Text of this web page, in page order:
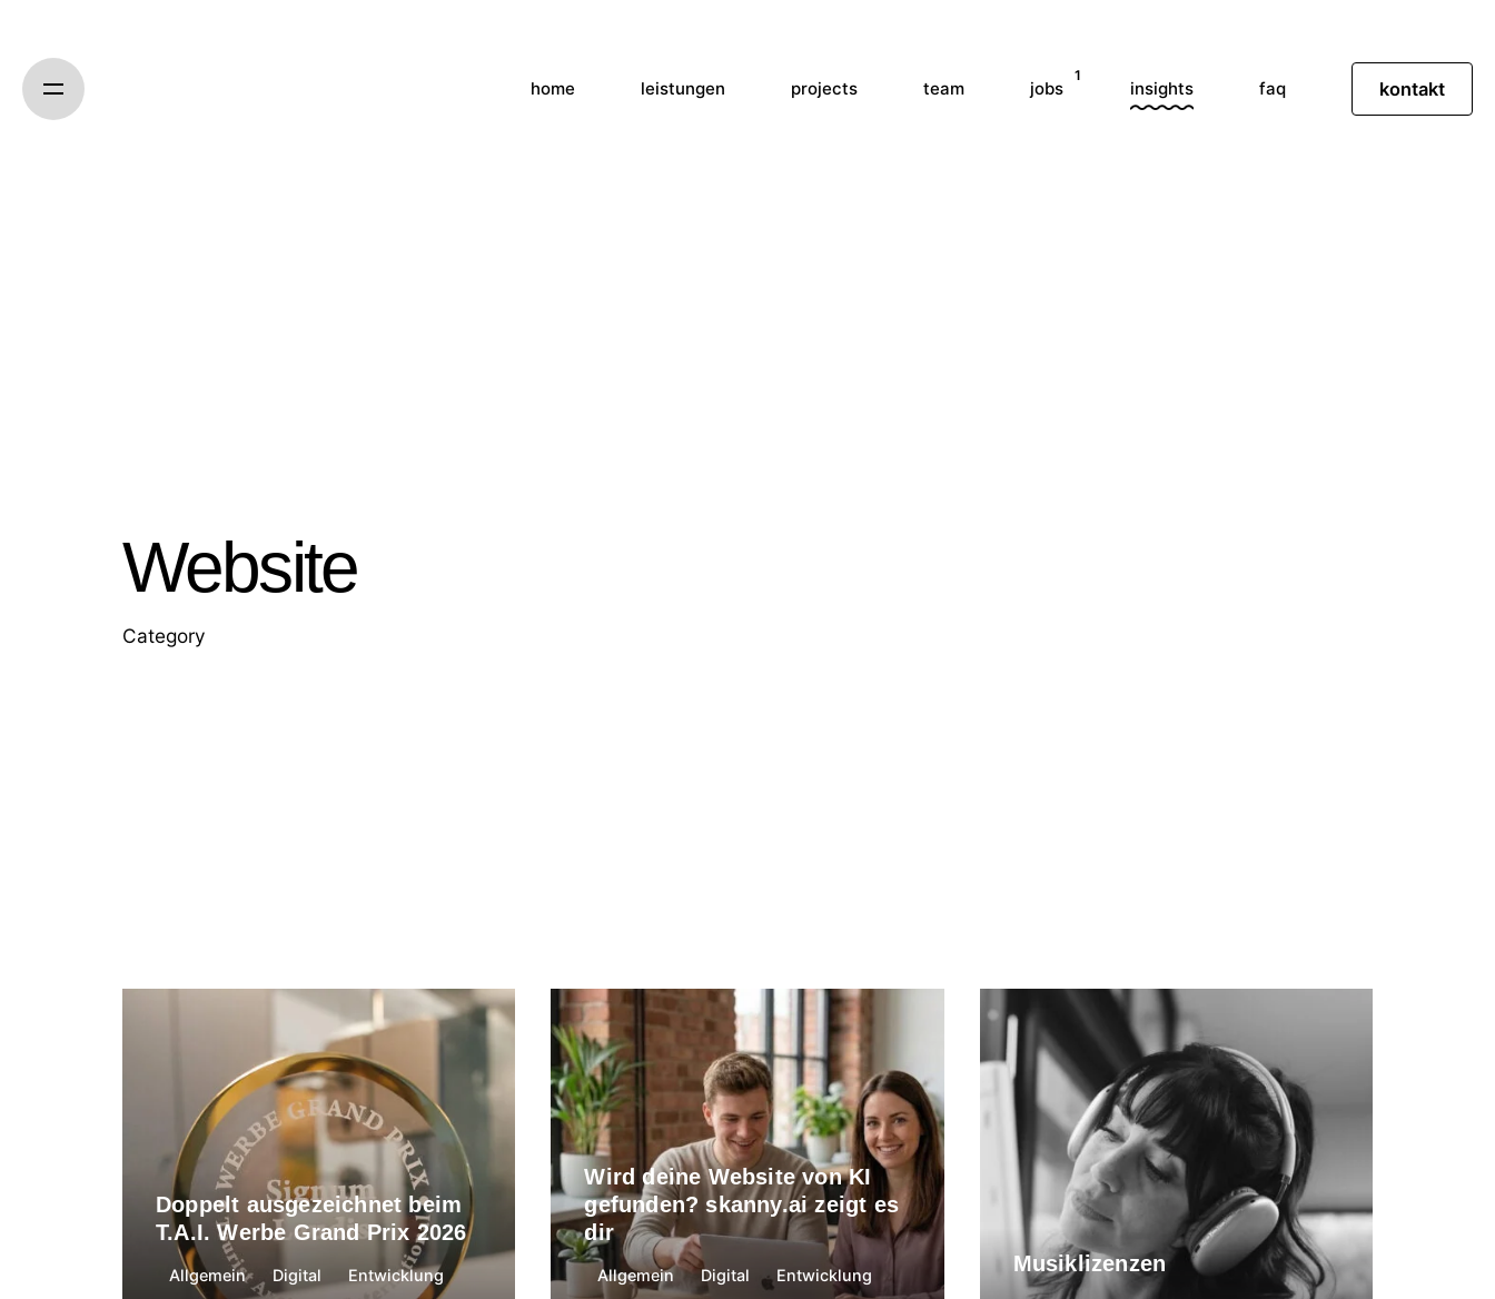
home leistungen projects team jobs
1
insights faq kontakt
Website
Category
Cloe Neumeister
3. Juni 2026
Doppelt ausgezeichnet beim
T.A.I. Werbe Grand Prix 2026
Allgemein Digital
Entwicklung
Carina Kirchner
27. Mai 2026
Wird deine Website von KI
gefunden? skanny.ai zeigt es
dir
Allgemein Digital
Entwicklung
Cloe Neumeister
26. März 2026
Musiklizenzen